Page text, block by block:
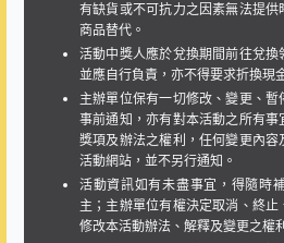
有缺貨或不可抗力之因素無法提
商品替代。
活動中獎人應於兌換期間前往兌
並應自行負責，亦不得要求折換現
主辦單位保有一切修改、變更、
事前通知，亦有對本活動之所有
獎項及辦法之權利，任何變更內
活動網站，並不另行通知。
活動資訊如有未盡事宜，得隨時
主；主辦單位有權決定取消、終
修改本活動辦法、解釋及變更之權